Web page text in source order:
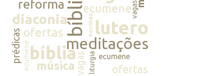
bíblia
reforma
diaconia
ecumenevagas
prédicas ofertas normaslutero
meditações
ecumenebíblia
músicavagasliturgia ecumene
ofertas